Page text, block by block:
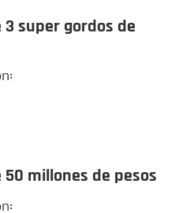
super gordos de
millones de pesos